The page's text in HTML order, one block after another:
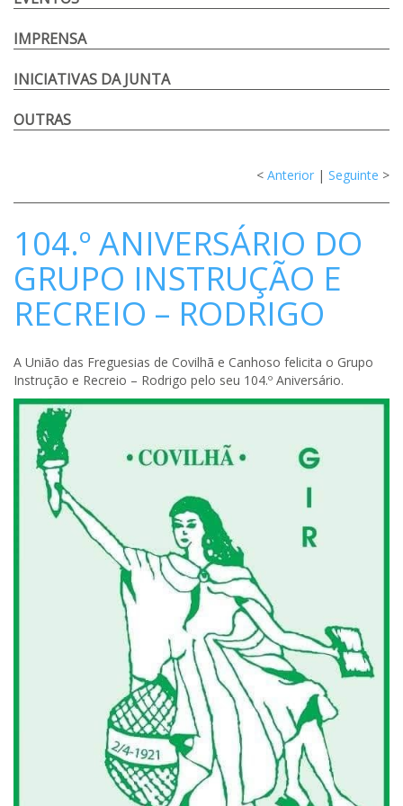
IMPRENSA
INICIATIVAS DA JUNTA
OUTRAS
< Anterior | Seguinte >
104.º ANIVERSÁRIO DO
GRUPO INSTRUÇÃO E
RECREIO – RODRIGO
A União das Freguesias de Covilhã e Canhoso felicita o Grupo
Instrução e Recreio – Rodrigo pelo seu 104.º Aniversário.